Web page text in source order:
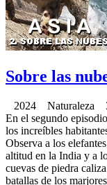
Sobre las
2024
En el segundo
los increíbles
Observa a los
altitud en la India y a
cuevas de piedra
batallas de los